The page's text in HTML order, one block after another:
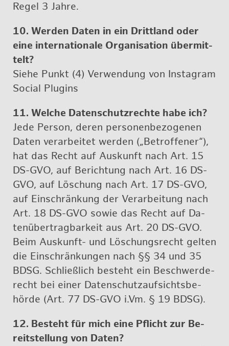
Regel 3 Jahre.
10. Wer­den Daten in ein Dritt­land oder
eine in­ter­na­tio­na­le Or­ga­ni­sa­ti­on über­mit­
telt?
Siehe Punkt (4) Ver­wen­dung von Ins­ta­gram
So­ci­al Plug­ins
11. Wel­che Da­ten­schutz­rech­te habe ich?
Jede Per­son, deren per­so­nen­be­zo­ge­nen
Daten ver­ar­bei­tet wer­den („Be­trof­fe­ner“),
hat das Recht auf Aus­kunft nach Art. 15
DS-GVO, auf Be­rich­tung nach Art. 16 DS-
GVO, auf Lö­schung nach Art. 17 DS-GVO,
auf Ein­schrän­kung der Ver­ar­bei­tung nach
Art. 18 DS-GVO sowie das Recht auf Da­
ten­über­trag­bar­keit aus Art. 20 DS-GVO.
Beim Aus­kunft- und Lö­schungs­recht gel­ten
die Ein­schrän­kun­gen nach §§ 34 und 35
BDSG. Schließ­lich be­steht ein Be­schwer­de­
recht bei einer Da­ten­schutz­auf­sichts­be­
hör­de (Art. 77 DS-GVO i.​Vm. § 19 BDSG).
12. Be­steht für mich eine Pflicht zur Be­
reit­stel­lung von Daten?